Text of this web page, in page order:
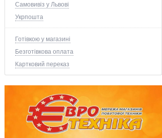
Самовивіз у Львові
Укрпошта
Готівкою у магазині
Безготівкова оплата
Картковий переказ